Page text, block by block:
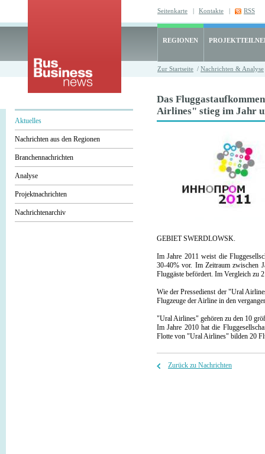
Seitenkarte | Kontakte | RSS
REGIONEN
Zur Startseite / Nachrichten & Analyse
Aktuelles
Nachrichten aus den Regionen
Branchennachrichten
Analyse
Projektnachrichten
Nachrichtenarchiv
Das
Airlines" stieg im Jahr
GEBIET SWERDLOWSK.
Im Jahre 2011 weist die
30-40% vor. Im Zeitraum zwischen
Fluggäste befördert. Im Vergleich zu
Wie der Pressedienst der "Ural
Flugzeuge der Airline in den
"Ural Airlines" gehören zu den 10
Im Jahre 2010 hat die
Flotte von "Ural Airlines" bilden 20
Zurück zu Nachrichten